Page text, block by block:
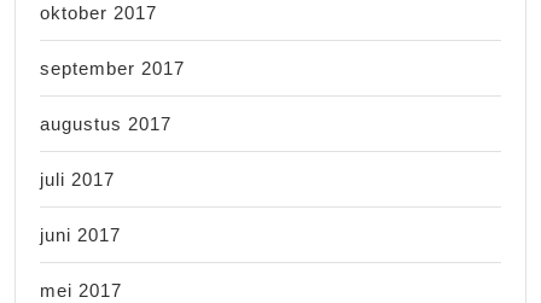
oktober 2017
september 2017
augustus 2017
juli 2017
juni 2017
mei 2017